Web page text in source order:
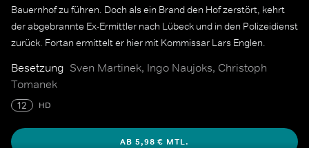
Bauernhof zu führen. Doch als ein Brand den Hof zerstört, kehrt
der abgebrannte Ex-Ermittler nach Lübeck und in den Polizeidienst
zurück. Fortan ermittelt er hier mit Kommissar Lars Englen.
Besetzung Sven Martinek, Ingo Naujoks, Christoph
Tomanek
12 HD
AB 5,98 € MTL.